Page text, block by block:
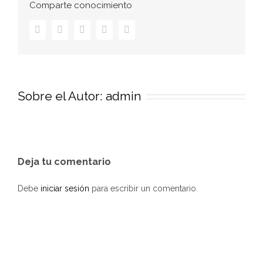
Comparte conocimiento
FacebookTwitter LinkedInPinterest
Sobre el Autor: admin
Deja tu comentario
Debe iniciar sesión para escribir un comentario.